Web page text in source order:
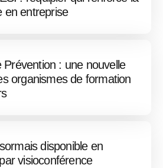
en entreprise
: une nouvelle
organismes de formation
disponible en
visioconférence